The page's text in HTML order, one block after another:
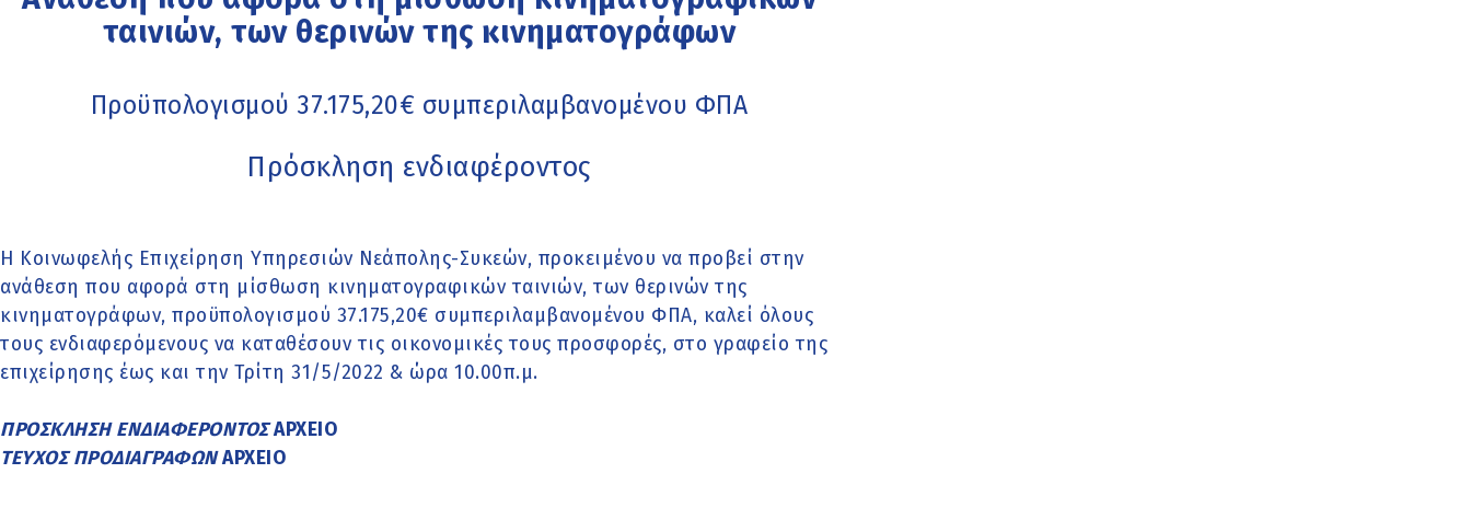
ταινιών, των θερινών της κινηματογράφων
Προϋπολογισμού 37.175,20€ συμπεριλαμβανομένου ΦΠΑ
Πρόσκληση ενδιαφέροντος
Η Κοινωφελής Επιχείρηση Υπηρεσιών Νεάπολης-Συκεών, προκειμένου να προβεί στην
ανάθεση που αφορά στη μίσθωση κινηματογραφικών ταινιών, των θερινών της
κινηματογράφων, προϋπολογισμού 37.175,20€ συμπεριλαμβανομένου ΦΠΑ, καλεί όλους
τους ενδιαφερόμενους να καταθέσουν τις οικονομικές τους προσφορές, στο γραφείο της
επιχείρησης έως και την Τρίτη 31/5/2022 & ώρα 10.00π.μ.
ΠΡΟΣΚΛΗΣΗ ΕΝΔΙΑΦΕΡΟΝΤΟΣΑΡΧΕΙΟ
ΤΕΥΧΟΣ ΠΡΟΔΙΑΓΡΑΦΩΝΑΡΧΕΙΟ